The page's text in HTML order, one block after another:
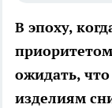
В эпоху,
ожидать,
изделиям